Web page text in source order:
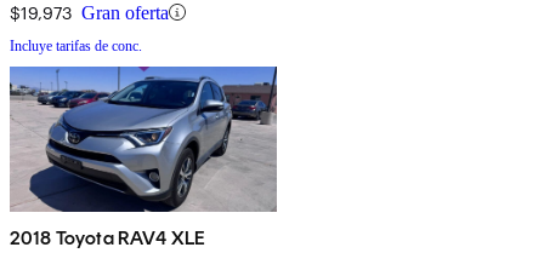
$19,973 Gran oferta
Incluye tarifas de conc.
2018 Toyota RAV4 XLE